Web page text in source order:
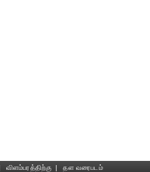
விளம்பரத்திற்கு |
தள வரைபடம்